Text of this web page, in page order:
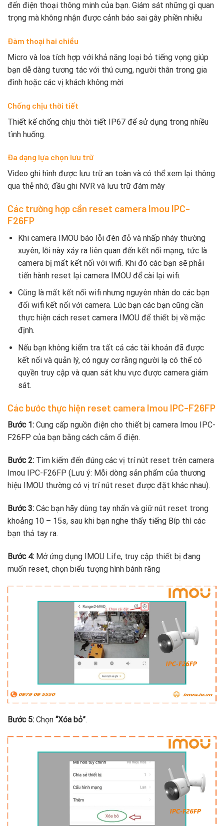
đến điện thoại thông minh của bạn. Giám sát những gì quan
trọng mà không nhận được cảnh báo sai gây phiền nhiễu
Đàm thoại hai chiều
Micro và loa tích hợp với khả năng loại bỏ tiếng vọng giúp
bạn dễ dàng tương tác với thú cưng, người thân trong gia
đình hoặc các vị khách không mời
Chống chịu thời tiết
Thiết kế chống chịu thời tiết IP67 để sử dụng trong nhiều
tình huống.
Đa dạng lựa chọn lưu trữ
Video ghi hình được lưu trữ an toàn và có thể xem lại thông
qua thẻ nhớ, đầu ghi NVR và lưu trữ đám mây
Các trường hợp cần reset camera Imou IPC-
F26FP
Khi camera IMOU báo lỗi đèn đỏ và nhấp nháy thường
xuyên, lỗi này xảy ra liên quan đến kết nối mạng, tức là
camera bị mất kết nối với wifi. Khi đó các bạn sẽ phải
tiến hành reset lại camera IMOU để cài lại wifi.
Cũng là mất kết nối wifi nhưng nguyên nhân do các bạn
đổi wifi kết nối với camera. Lúc bạn các bạn cũng cần
thực hiện cách reset camera IMOU để thiết bị về mặc
định.
Nếu bạn không kiểm tra tất cả các tài khoản đã được
kết nối và quản lý, có nguy cơ rằng người lạ có thể có
quyền truy cập và quan sát khu vực được camera giám
sát.
Các bước thực hiện reset camera Imou IPC-F26FP
Bước 1: Cung cấp nguồn điện cho thiết bị camera Imou IPC-
F26FP của bạn bằng cách cắm ổ điện.
Bước 2: Tìm kiếm đến đúng các vị trí nút reset trên camera
Imou IPC-F26FP (Lưu ý: Mỗi dòng sản phẩm của thương
hiệu IMOU thường có vị trí nút reset được đặt khác nhau).
Bước 3: Các bạn hãy dùng tay nhấn và giữ nút reset trong
khoảng 10 – 15s, sau khi bạn nghe thấy tiếng Bíp thì các
bạn thả tay ra.
Bước 4: Mở ứng dụng IMOU Life, truy cập thiết bị đang
muốn reset, chọn biểu tượng hình bánh răng
Bước 5: Chọn “Xóa bỏ”.